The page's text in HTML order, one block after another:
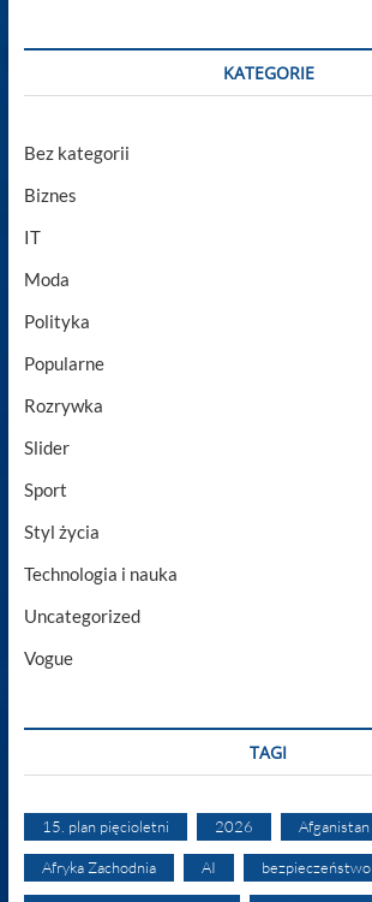
KATEGORIE
Bez kategorii
Biznes
IT
Moda
Polityka
Popularne
Rozrywka
Slider
Sport
Styl życia
Technologia i nauka
Uncategorized
Vogue
TAGI
15. plan pięcioletni 2026 Afganistan
Afryka Zachodnia AI bezpieczeństwo